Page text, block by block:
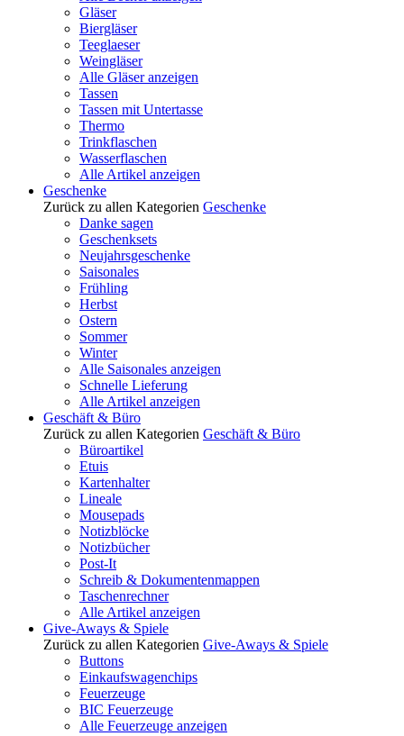
Gläser
Biergläser
Teeglaeser
Weingläser
Alle Gläser anzeigen
Tassen
Tassen mit Untertasse
Thermo
Trinkflaschen
Wasserflaschen
Alle Artikel anzeigen
Geschenke
Zurück zu allen Kategorien Geschenke
Danke sagen
Geschenksets
Neujahrsgeschenke
Saisonales
Frühling
Herbst
Ostern
Sommer
Winter
Alle Saisonales anzeigen
Schnelle Lieferung
Alle Artikel anzeigen
Geschäft & Büro
Zurück zu allen Kategorien Geschäft & Büro
Büroartikel
Etuis
Kartenhalter
Lineale
Mousepads
Notizblöcke
Notizbücher
Post-It
Schreib & Dokumentenmappen
Taschenrechner
Alle Artikel anzeigen
Give-Aways & Spiele
Zurück zu allen Kategorien Give-Aways & Spiele
Buttons
Einkaufswagenchips
Feuerzeuge
BIC Feuerzeuge
Alle Feuerzeuge anzeigen